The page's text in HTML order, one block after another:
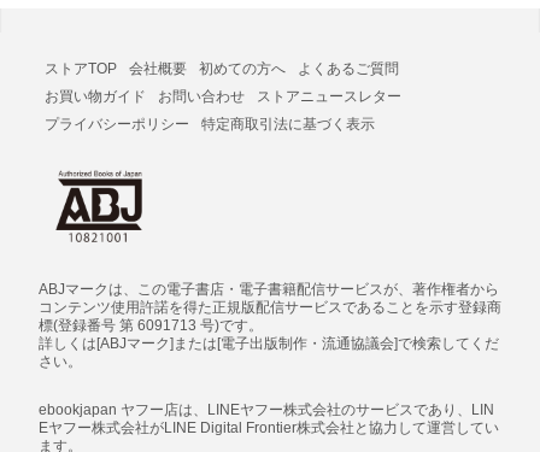
ストアTOP 会社概要 初めての方へ
よくあるご質問
お買い物ガイド
お問い合わせ
ストアニュースレター
プライバシーポリシー
特定商取引法に基づく表示
ABJマークは、この電子書店・電子書籍配信サービスが、著作権者から
コンテンツ使用許諾を得た正規版配信サービスであることを示す登録商
標(登録番号 第 6091713 号)です。
詳しくは[ABJマーク]または[電子出版制作・流通協議会]で検索してくだ
さい。
ebookjapan ヤフー店は、LINEヤフー株式会社のサービスであり、LIN
Eヤフー株式会社がLINE Digital Frontier株式会社と協力して運営してい
ます。